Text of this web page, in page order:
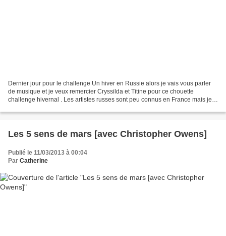
Dernier jour pour le challenge Un hiver en Russie alors je vais vous parler
de musique et je veux remercier Cryssilda et Titine pour ce chouette
challenge hivernal . Les artistes russes sont peu connus en France mais je
Les 5 sens de mars [avec Christopher Owens]
Publié le 11/03/2013 à 00:04
Par Catherine